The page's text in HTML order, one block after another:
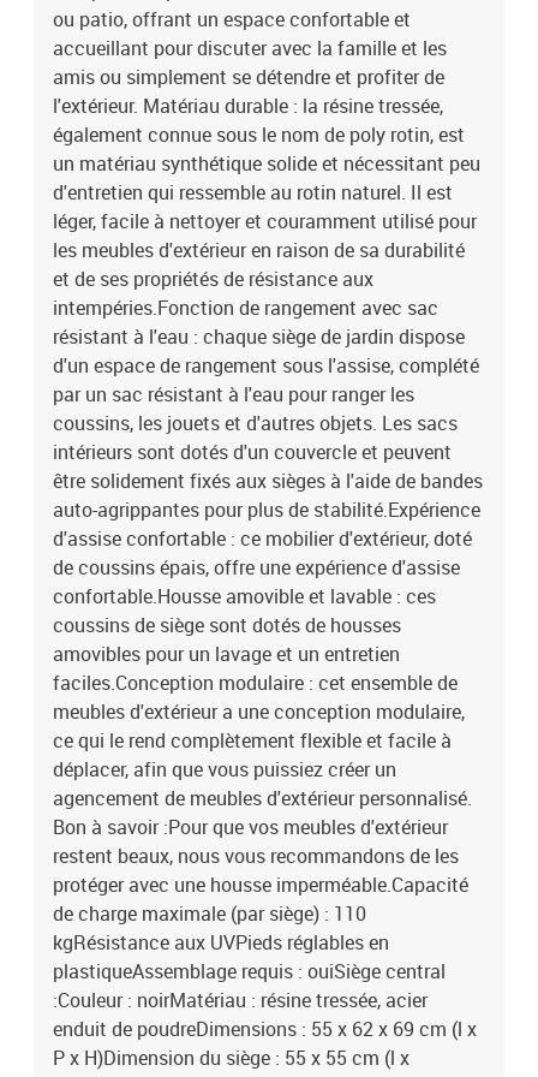
: 55 cmRepose-pied :Couleur : noirMatériau : résine tressée, acier
enduit de poudreDimensions : 55 x 55 x 37 cm (l x P x H)Dimension
du siège : 55 x 55 cm (l x P)Hauteur du siège à partir du sol : 37
cmCoussin :Couleur : noirMatériau de la couverture : tissu (100 %
polyester)Matériau de remplissage du coussin de siège :
mousseMatériau de remplissage du coussin de dossier : fibre de
cotonDimensions du coussin de siège : 55 x 55 x 3 cm (l x P x
é)Dimensions du coussin de dossier : 55 x 45 x 13 cm (L x l x é)La
livraison contient :2 x siège central incluant une fonction de
rangement avec un sac résistant à l'eau2 x canapé d'accoudoir
avec fonction de rangement et sac résistant à l'eau2 x repose-
pieds incluant une fonction de rangement avec un sac résistant à
l'eau4 x coussin de dossier6 x coussin de siège avec housse
amovible et lavable
ou patio, offrant un espace confortable et
accueillant pour discuter avec la famille et les
amis ou simplement se détendre et profiter de
l'extérieur. Matériau durable : la résine tressée,
également connue sous le nom de poly rotin, est
un matériau synthétique solide et nécessitant peu
d'entretien qui ressemble au rotin naturel. Il est
léger, facile à nettoyer et couramment utilisé pour
les meubles d'extérieur en raison de sa durabilité
et de ses propriétés de résistance aux
intempéries.Fonction de rangement avec sac
résistant à l'eau : chaque siège de jardin dispose
d'un espace de rangement sous l'assise, complété
par un sac résistant à l'eau pour ranger les
coussins, les jouets et d'autres objets. Les sacs
intérieurs sont dotés d'un couvercle et peuvent
être solidement fixés aux sièges à l'aide de bandes
auto-agrippantes pour plus de stabilité.Expérience
d'assise confortable : ce mobilier d'extérieur, doté
de coussins épais, offre une expérience d'assise
confortable.Housse amovible et lavable : ces
coussins de siège sont dotés de housses
amovibles pour un lavage et un entretien
faciles.Conception modulaire : cet ensemble de
meubles d'extérieur a une conception modulaire,
ce qui le rend complètement flexible et facile à
déplacer, afin que vous puissiez créer un
agencement de meubles d'extérieur personnalisé.
Bon à savoir :Pour que vos meubles d'extérieur
restent beaux, nous vous recommandons de les
protéger avec une housse imperméable.Capacité
de charge maximale (par siège) : 110
kgRésistance aux UVPieds réglables en
plastiqueAssemblage requis : ouiSiège central
:Couleur : noirMatériau : résine tressée, acier
enduit de poudreDimensions : 55 x 62 x 69 cm (l x
P x H)Dimension du siège : 55 x 55 cm (l x